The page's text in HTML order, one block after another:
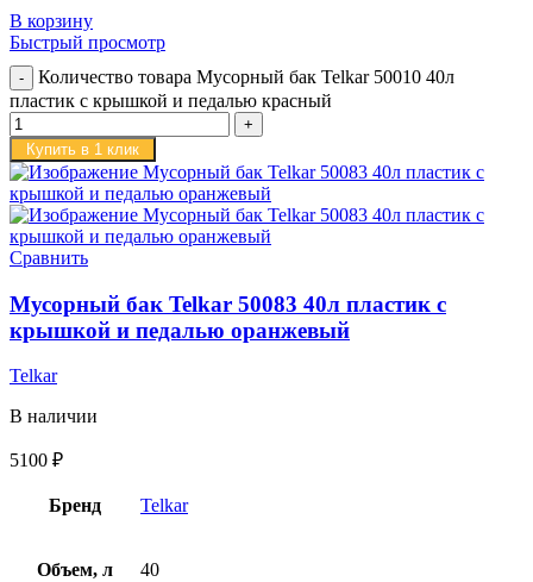
В корзину
Быстрый просмотр
Количество товара Мусорный бак Telkar 50010 40л
пластик с крышкой и педалью красный
Купить в 1 клик
Сравнить
Мусорный бак Telkar 50083 40л пластик с
крышкой и педалью оранжевый
Telkar
В наличии
5100 ₽
Бренд Telkar
Объем, л 40